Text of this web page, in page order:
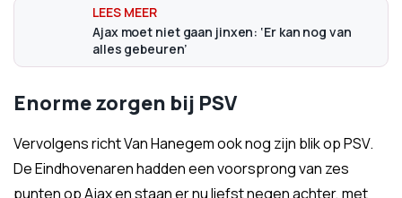
Ajax moet niet gaan jinxen: ‘Er kan nog van
alles gebeuren’
Enorme zorgen bij PSV
Vervolgens richt Van Hanegem ook nog zijn blik op PSV.
De Eindhovenaren hadden een voorsprong van zes
punten op Ajax en staan er nu liefst negen achter, met